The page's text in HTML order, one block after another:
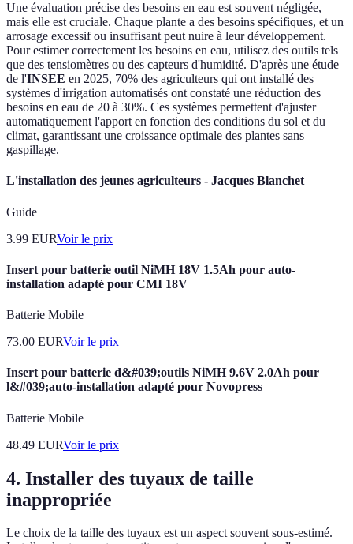
Une évaluation précise des besoins en eau est souvent négligée,
mais elle est cruciale. Chaque plante a des besoins spécifiques, et un
arrosage excessif ou insuffisant peut nuire à leur développement.
Pour estimer correctement les besoins en eau, utilisez des outils tels
que des tensiomètres ou des capteurs d'humidité. D'après une étude
de l'INSEE en 2025, 70% des agriculteurs qui ont installé des
systèmes d'irrigation automatisés ont constaté une réduction des
besoins en eau de 20 à 30%. Ces systèmes permettent d'ajuster
automatiquement l'apport en fonction des conditions du sol et du
climat, garantissant une croissance optimale des plantes sans
gaspillage.
L'installation des jeunes agriculteurs - Jacques Blanchet
Guide
3.99 EURVoir le prix
Insert pour batterie outil NiMH 18V 1.5Ah pour auto-
installation adapté pour CMI 18V
Batterie Mobile
73.00 EURVoir le prix
Insert pour batterie d&#039;outils NiMH 9.6V 2.0Ah pour
l&#039;auto-installation adapté pour Novopress
Batterie Mobile
48.49 EURVoir le prix
4. Installer des tuyaux de taille
inappropriée
Le choix de la taille des tuyaux est un aspect souvent sous-estimé.